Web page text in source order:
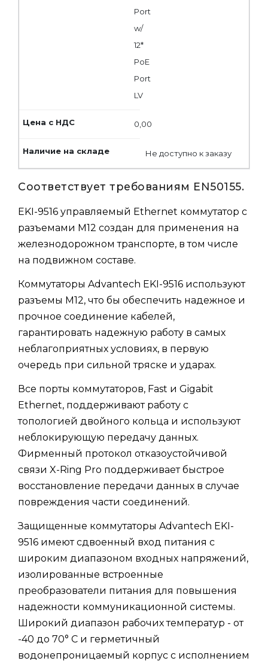
Port
w/
12*
PoE
Port
LV
0,00
Не доступно к заказу
Соответствует требованиям EN50155.
EKI-9516 управляемый Ethernet коммутатор с
разъемами M12 создан для применения на
железнодорожном транспорте, в том числе
на подвижном составе.
Коммутаторы Advantech EKI-9516 используют
разъемы M12, что бы обеспечить надежное и
прочное соединение кабелей,
гарантировать надежную работу в самых
неблагоприятных условиях, в первую
очередь при сильной тряске и ударах.
Все порты коммутаторов, Fast и Gigabit
Ethernet, поддерживают работу с
топологией двойного кольца и используют
неблокирующую передачу данных.
Фирменный протокол отказоустойчивой
связи X-Ring Pro поддерживает быстрое
восстановление передачи данных в случае
повреждения части соединений.
Защищенные коммутаторы Advantech EKI-
9516 имеют сдвоенный вход питания с
широким диапазоном входных напряжений,
изолированные встроенные
преобразователи питания для повышения
надежности коммуникационной системы.
Широкий диапазон рабочих температур - от
-40 до 70° C и герметичный
водонепроницаемый корпус с исполнением